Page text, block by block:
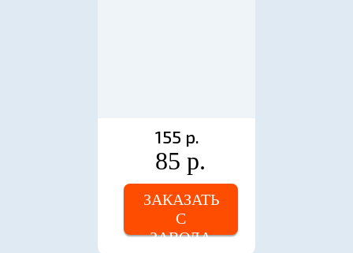
155 р.
85 р.
ЗАКАЗАТЬ
С
ЗАВОДА